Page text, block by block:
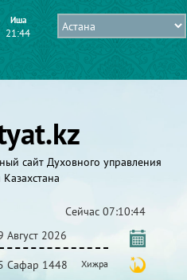
Иша
21:44
сайт Духовного управления
Сейчас 07:10:45
Август 2026
Сафар 1448 Хижра